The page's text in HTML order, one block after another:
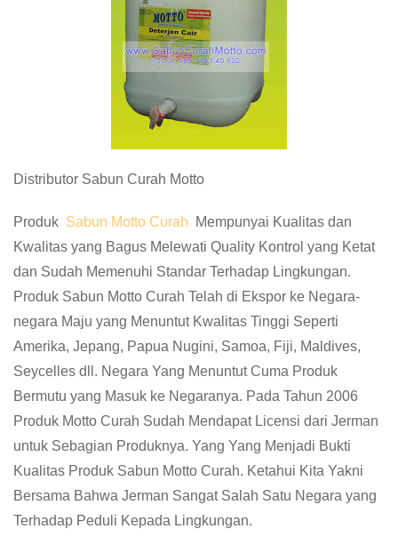
Distributor Sabun Curah Motto
Produk Sabun Motto Curah
Mempunyai Kualitas dan
Kwalitas yang Bagus Melewati Quality Kontrol yang Ketat
dan Sudah Memenuhi Standar Terhadap Lingkungan.
Produk Sabun Motto Curah Telah di Ekspor ke Negara-
negara Maju yang Menuntut Kwalitas Tinggi Seperti
Amerika, Jepang, Papua Nugini, Samoa, Fiji, Maldives,
Seycelles dll. Negara Yang Menuntut Cuma Produk
Bermutu yang Masuk ke Negaranya. Pada Tahun 2006
Produk Motto Curah Sudah Mendapat Licensi dari Jerman
untuk Sebagian Produknya. Yang Yang Menjadi Bukti
Kualitas Produk Sabun Motto Curah. Ketahui Kita Yakni
Bersama Bahwa Jerman Sangat Salah Satu Negara yang
Terhadap Peduli Kepada Lingkungan.